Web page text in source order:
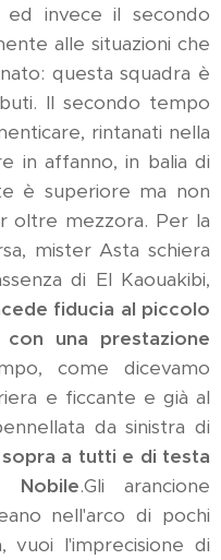
invece il secondo
alle situazioni che
questa squadra è
Il secondo tempo
rintanati nella
in affanno, in balia di
è superiore ma non
oltre mezzora. Per la
mister Asta schiera
di El Kaouakibi,
fiducia al piccolo
una prestazione
come dicevamo
e ficcante e già al
da sinistra di
a tutti e di testa
Nobile.Gli arancione
nell'arco di pochi
vuoi l'imprecisione di